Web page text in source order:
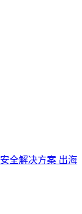
安全解决方案 出海